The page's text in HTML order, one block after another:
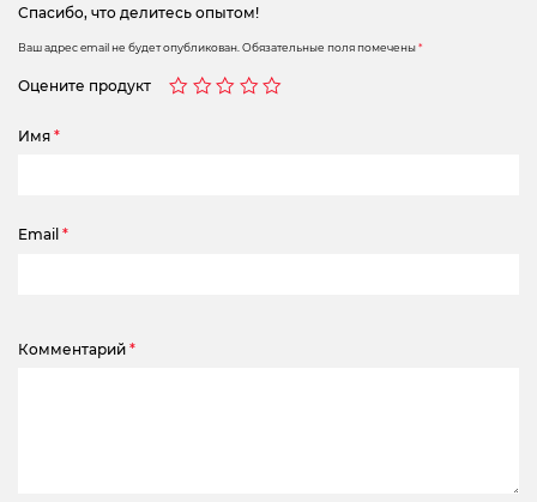
Спасибо, что делитесь опытом!
Ваш адрес email не будет опубликован. Обязательные поля помечены*
Оцените продукт
Имя *
Email *
Комментарий *